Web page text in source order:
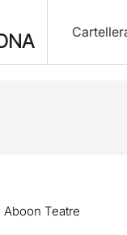
Aboon Teatre